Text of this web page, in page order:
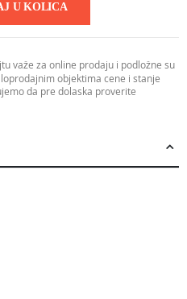
U KOLICA
važe za online prodaju i podložne su
objektima cene i stanje
da pre dolaska proverite